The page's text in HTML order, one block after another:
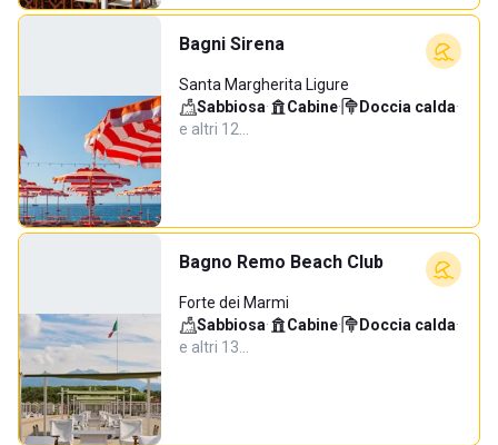
Bagni Sirena
Santa Margherita Ligure
Sabbiosa· Cabine· Doccia calda·
e altri 12…
Bagno Remo Beach Club
Forte dei Marmi
Sabbiosa· Cabine· Doccia calda·
e altri 13…